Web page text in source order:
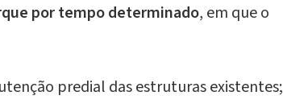
por tempo determinado, em que o
predial das estruturas existentes;